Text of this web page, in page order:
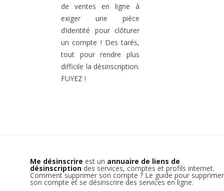
de ventes en ligne à
exiger une pièce
d’identité pour clôturer
un compte ! Des tarés,
tout pour rendre plus
difficile la désinscription.
FUYEZ !
Me désinscrire est un annuaire de liens de
désinscription des services, comptes et profils internet.
Comment supprimer son compte ? Le guide pour supprimer
son compte et se désinscrire des services en ligne.